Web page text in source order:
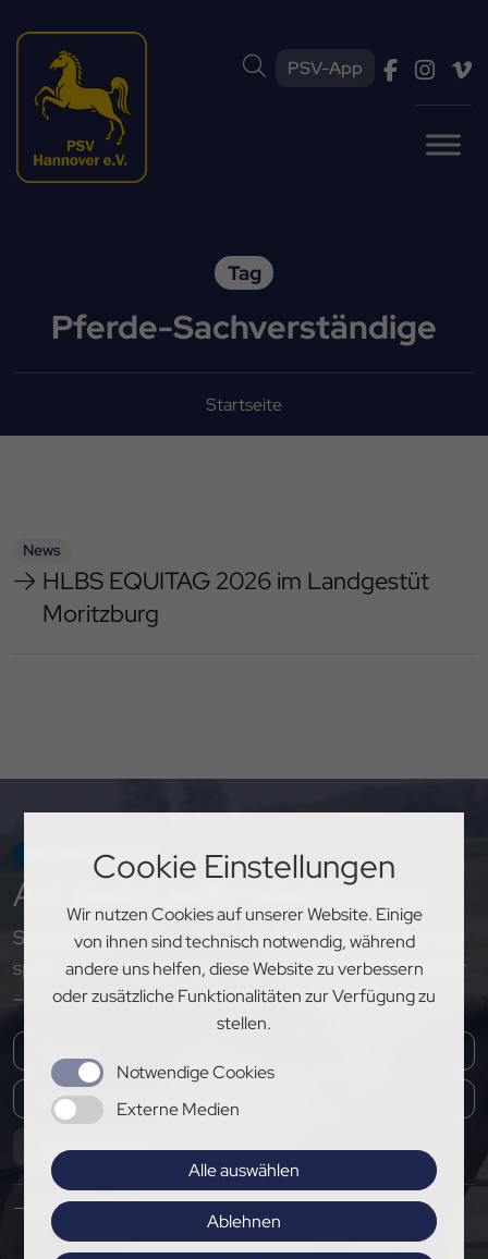
Cookie Einstellungen
Wir nutzen Cookies auf unserer Website. Einige
von ihnen sind technisch notwendig, während
andere uns helfen, diese Website zu verbessern
oder zusätzliche Funktionalitäten zur Verfügung zu
stellen.
Notwendige Cookies
Externe Medien
Alle auswählen
Ablehnen
PSV-App
Tag
Pferde-Sachverständige
Startseite
News
HLBS EQUITAG 2026 im Landgestüt
Moritzburg
NEWSLETTER
Auf bleiben
Sichere dir exklusive Einblicke, aktuelle Updates und
spannende Neuigkeiten rund um den PSV Hannover
– melde dich jetzt für unseren Newsletter an!
Abonnieren
Hier Pressemitteilungen abonnieren